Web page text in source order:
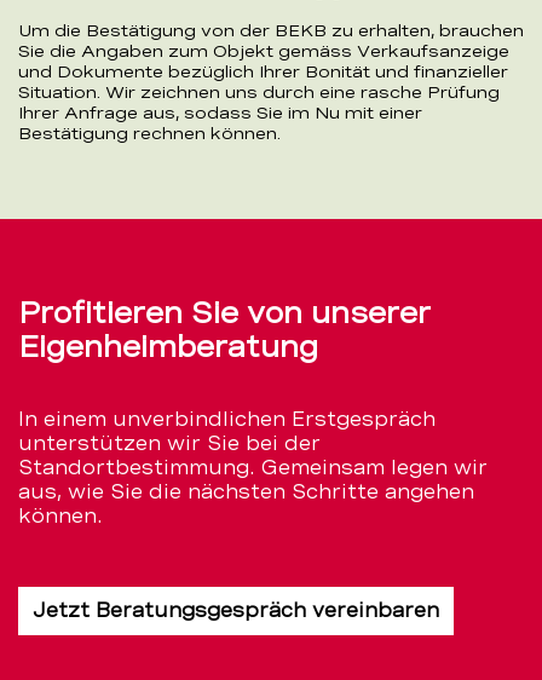
Um die Bestätigung von der BEKB zu erhalten, brauchen
Sie die Angaben zum Objekt gemäss Verkaufsanzeige
und Dokumente bezüglich Ihrer Bonität und finanzieller
Situation. Wir zeichnen uns durch eine rasche Prüfung
Ihrer Anfrage aus, sodass Sie im Nu mit einer
Bestätigung rechnen können.
Profitieren Sie von unserer
Eigenheimberatung
In einem unverbindlichen Erstgespräch
unterstützen wir Sie bei der
Standortbestimmung. Gemeinsam legen wir
aus, wie Sie die nächsten Schritte angehen
können.
Jetzt Beratungsgespräch vereinbaren